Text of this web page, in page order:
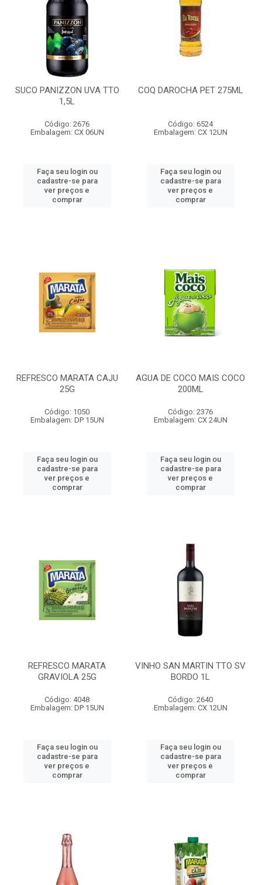
SUCO PANIZZON UVA TTO
1,5L
Código: 2676
Embalagem: CX 06UN
Faça seu login ou
cadastre-se para
ver preços e
comprar
COQ DAROCHA PET 275ML
Código: 6524
Embalagem: CX 12UN
Faça seu login ou
cadastre-se para
ver preços e
comprar
REFRESCO MARATA CAJU
25G
Código: 1050
Embalagem: DP 15UN
Faça seu login ou
cadastre-se para
ver preços e
comprar
AGUA DE COCO MAIS COCO
200ML
Código: 2376
Embalagem: CX 24UN
Faça seu login ou
cadastre-se para
ver preços e
comprar
REFRESCO MARATA
GRAVIOLA 25G
Código: 4048
Embalagem: DP 15UN
Faça seu login ou
cadastre-se para
ver preços e
comprar
VINHO SAN MARTIN TTO SV
BORDO 1L
Código: 2640
Embalagem: CX 12UN
Faça seu login ou
cadastre-se para
ver preços e
comprar